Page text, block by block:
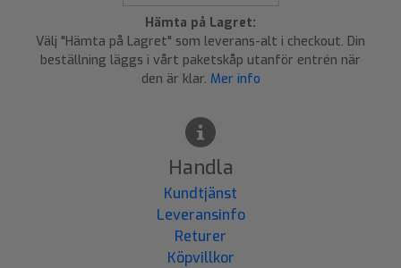
Hämta på Lagret:
Välj "Hämta på Lagret" som leverans-alt i checkout. Din
beställning läggs i vårt paketskåp utanför entrén när
den är klar. Mer info
Handla
Kundtjänst
Leveransinfo
Returer
Köpvillkor